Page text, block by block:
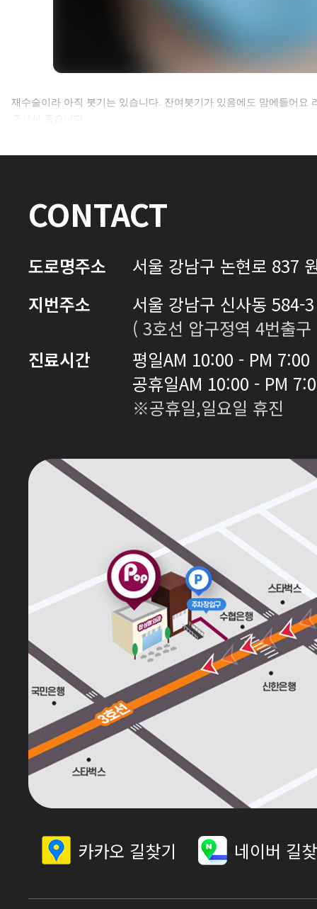
셀카후기 전체 내용은
재수술이라 아직 붓기는 있습니다. 잔여붓기가 있음에도 맘에들어요
CONTACT
도로명주소
서울 강남구 논현로 837
지번주소
서울 강남구 신사동 584-
( 3호선 압구정역 4번출
진료시간
평일AM 10:00 - PM 7:00
공휴일AM 10:00 - PM
※공휴일,일요일 휴진
카카오 길찾기 네이버 길